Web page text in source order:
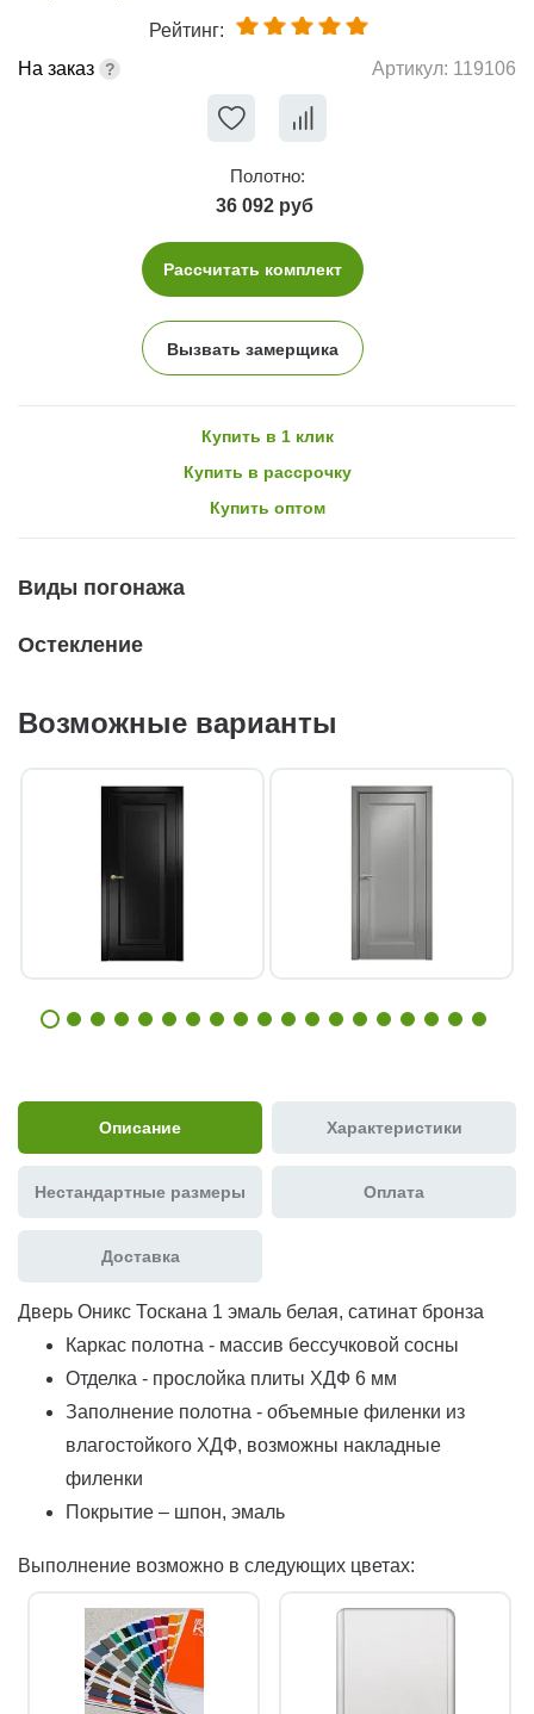
Рейтинг:
На заказ
Артикул: 119106
Полотно:
36 092 руб
Рассчитать комплект
Вызвать замерщика
Купить в 1 клик
Купить в рассрочку
Купить оптом
Виды погонажа
Остекление
Возможные варианты
Описание Характеристики
Нестандартные размеры Оплата
Доставка
Дверь Оникс Тоскана 1 эмаль белая, сатинат бронза
Каркас полотна - массив бессучковой сосны
Отделка - прослойка плиты ХДФ 6 мм
Заполнение полотна - объемные филенки из
влагостойкого ХДФ, возможны накладные
филенки
Покрытие – шпон, эмаль
Выполнение возможно в следующих цветах: